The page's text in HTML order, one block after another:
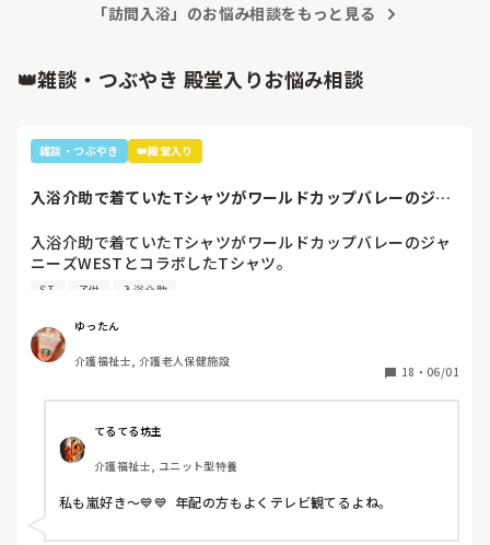
「訪問入浴」のお悩み相談をもっと見る
👑雑談・つぶやき 殿堂入りお悩み相談
雑談・つぶやき 👑殿堂入り
入浴介助で着ていたTシャツがワールドカップバレーのジャ
入浴介助で着ていたTシャツがワールドカップバレーのジャ
ニーズWESTとコラボしたTシャツ。
暑いししんどいから、せめて好きなTシャツを着て介助しよ
別のフロアの利用者さん達で私はリフト浴の介助をしている
と「可愛いTシャツね☺️」と言われ「そうでしょ？去年のバ
レーボールの世界大会で好きなアイドル達が応援してて、グ
ーズ…(きっとWESTの読み方分からなかった)あなたジャニ
ーズが好きなのね😊」と。
大好きと伝えると「私もよ、あなた嵐は好き？」と聞かれ、
1番好きと伝えると利用者さんが嵐のメンバー3人の名前を言
っていき「後2人…。どないしよ、あと2人名前がでてけぇへ
んわ😩」と言うと近くの利用者さんが「櫻井くんと二宮くん
や」と😂😂
ST 子供 入浴介助
ゆったん
介護福祉士, 介護老人保健施設
18 ・ 06/01
てるてる坊主
介護福祉士, ユニット型特養
私も嵐好き～💙💙  年配の方もよくテレビ観てるよね。